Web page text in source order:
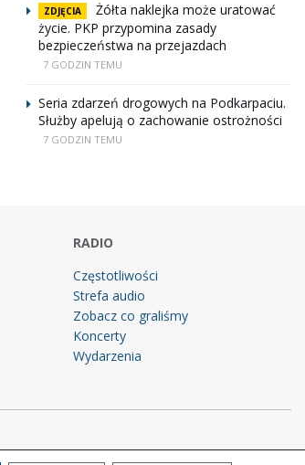
ZDJĘCIA
Żółta naklejka może uratować
życie. PKP przypomina zasady
bezpieczeństwa na przejazdach
7 GODZIN TEMU
Seria zdarzeń drogowych na Podkarpaciu.
Służby apelują o zachowanie ostrożności
7 GODZIN TEMU
RADIO
Częstotliwości
Strefa audio
Zobacz co graliśmy
Koncerty
Wydarzenia